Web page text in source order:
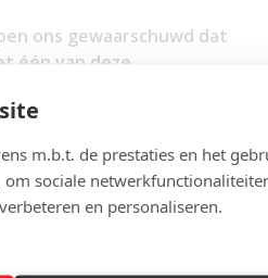
m.b.t. de prestaties en het
sociale
en personaliseren.
ons gewaarschuwd dat
één van deze
had gemaakt om zo’n
aan de Universiteit
DEFUSE project,
om een virus te maken